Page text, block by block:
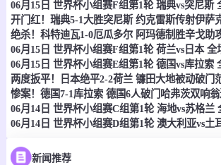
乌兹职联 06-15 20:30
费尔干纳FA 0 - 0
情报
坦桑超 06-15 21:00
福斯特FC
06月15日 世界杯小组赛F组第1轮 瑞典vs突尼斯
06月15日 世界杯小组赛F组第1轮 荷兰vs日本 全
06月15日 世界杯小组赛E组第1轮 德国vs库拉索
06月14日 世界杯小组赛C组第1轮 海地vs苏格兰
新闻推荐